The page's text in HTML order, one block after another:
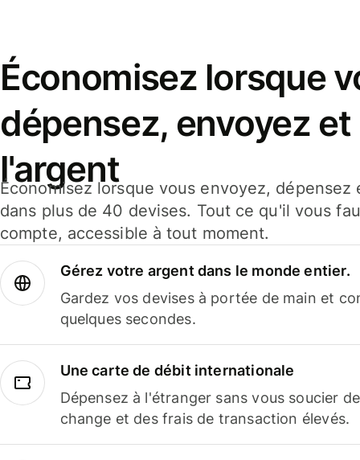
Économisez lorsque
dépensez, envoyez
l'argent
Économisez lorsque vous envoyez,
dans plus de 40 devises. Tout ce qu'il vous
compte, accessible à tout moment.
Gérez votre argent dans le monde entier.
Gardez vos devises à portée de main et
quelques secondes.
Une carte de débit internationale
Dépensez à l'étranger sans vous soucier
change et des frais de transaction élevés.